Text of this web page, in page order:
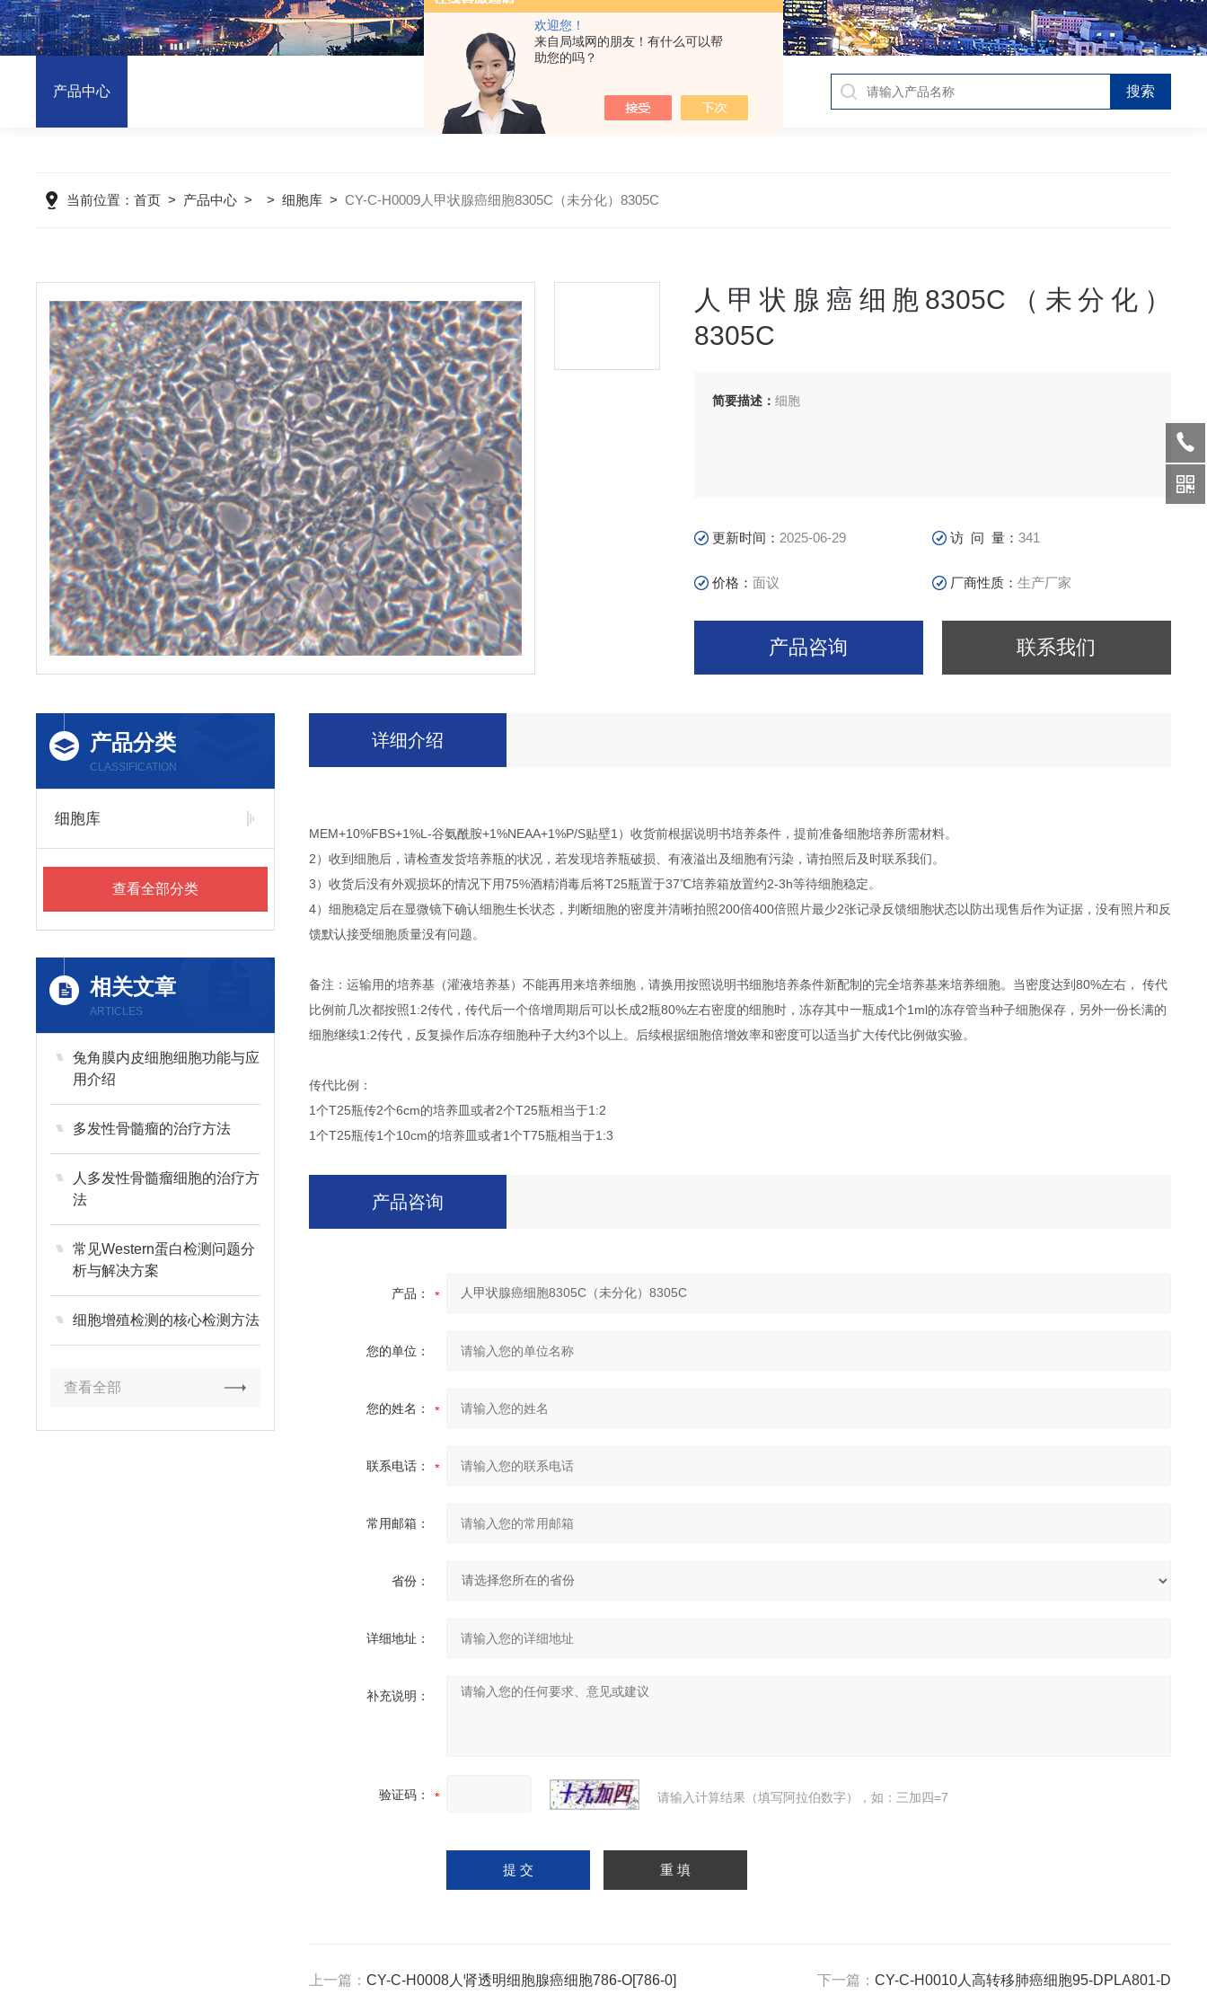
欢迎您！
来自局域网的朋友！有什么可以帮
助您的吗？
产品中心
当前位置：首页 > 产品中心 > >细胞库 >CY-C-H0009人甲状腺癌细胞8305C（未分化）8305C
人甲状腺癌细胞8305C（未分化）
8305C
简要描述：细胞
更新时间： 2025-06-29 访 问 量：341
价格：面议 厂商性质：生产厂家
产品咨询 联系我们
产品分类
CLASSIFICATION
细胞库
查看全部分类
相关文章
ARTICLES
兔角膜内皮细胞细胞功能与应
用介绍
多发性骨髓瘤的治疗方法
人多发性骨髓瘤细胞的治疗方
法
常见Western蛋白检测问题分
析与解决方案
细胞增殖检测的核心检测方法
查看全部
详细介绍
MEM+10%FBS+1%L-谷氨酰胺+1%NEAA+1%P/S贴壁1）收货前根据说明书培养条件，提前准备细胞培养所需材料。
2）收到细胞后，请检查发货培养瓶的状况，若发现培养瓶破损、有液溢出及细胞有污染，请拍照后及时联系我们。
3）收货后没有外观损坏的情况下用75%酒精消毒后将T25瓶置于37℃培养箱放置约2-3h等待细胞稳定。
4）细胞稳定后在显微镜下确认细胞生长状态，判断细胞的密度并清晰拍照200倍400倍照片最少2张记录反馈细胞状态以防出现售后作为证据，没有照片和反
馈默认接受细胞质量没有问题。
备注：运输用的培养基（灌液培养基）不能再用来培养细胞，请换用按照说明书细胞培养条件新配制的完全培养基来培养细胞。当密度达到80%左右， 传代
比例前几次都按照1:2传代，传代后一个倍增周期后可以长成2瓶80%左右密度的细胞时，冻存其中一瓶成1个1ml的冻存管当种子细胞保存，另外一份长满的
细胞继续1:2传代，反复操作后冻存细胞种子大约3个以上。后续根据细胞倍增效率和密度可以适当扩大传代比例做实验。
传代比例：
1个T25瓶传2个6cm的培养皿或者2个T25瓶相当于1:2
1个T25瓶传1个10cm的培养皿或者1个T75瓶相当于1:3
产品咨询
产品：
您的单位：
您的姓名：
联系电话：
常用邮箱：
省份：
详细地址：
补充说明：
验证码： 请输入计算结果（填写阿拉伯数字），如：三加四=7
上一篇： CY-C-H0008人肾透明细胞腺癌细胞786-O[786-0] 下一篇： CY-C-H0010人高转移肺癌细胞95-DPLA801-D